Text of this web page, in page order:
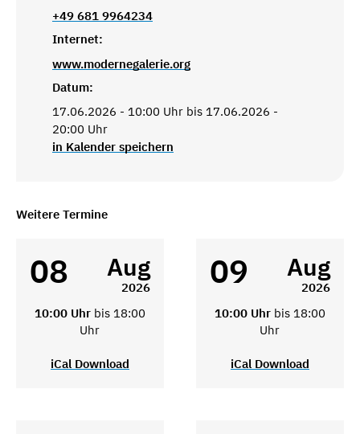
+49 681 9964234
Internet:
www.modernegalerie.org
Datum:
17.06.2026 - 10:00 Uhr bis 17.06.2026 -
20:00 Uhr
in Kalender speichern
Weitere Termine
08 Aug
2026
10:00 Uhr bis 18:00
Uhr
iCal Download
09 Aug
2026
10:00 Uhr bis 18:00
Uhr
iCal Download